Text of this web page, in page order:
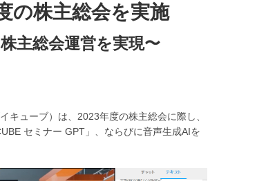
の株主総会を実施
主総会運営を実現〜
ューブ）は、2023年度の株主総会に際し、
セミナー GPT」、ならびに音声生成AIを